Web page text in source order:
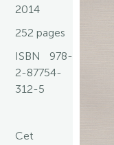
2014
252 pages
ISBN 978-
2-87754-
312-5
Cet